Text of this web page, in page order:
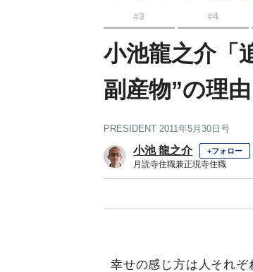
#3 #4
小池龍之介「
副産物”の理由
PRESIDENT 2011年5月30日号
小池 龍之介 +フォロー
月読寺住職兼正現寺住職
幸せの感じ方は人それぞ